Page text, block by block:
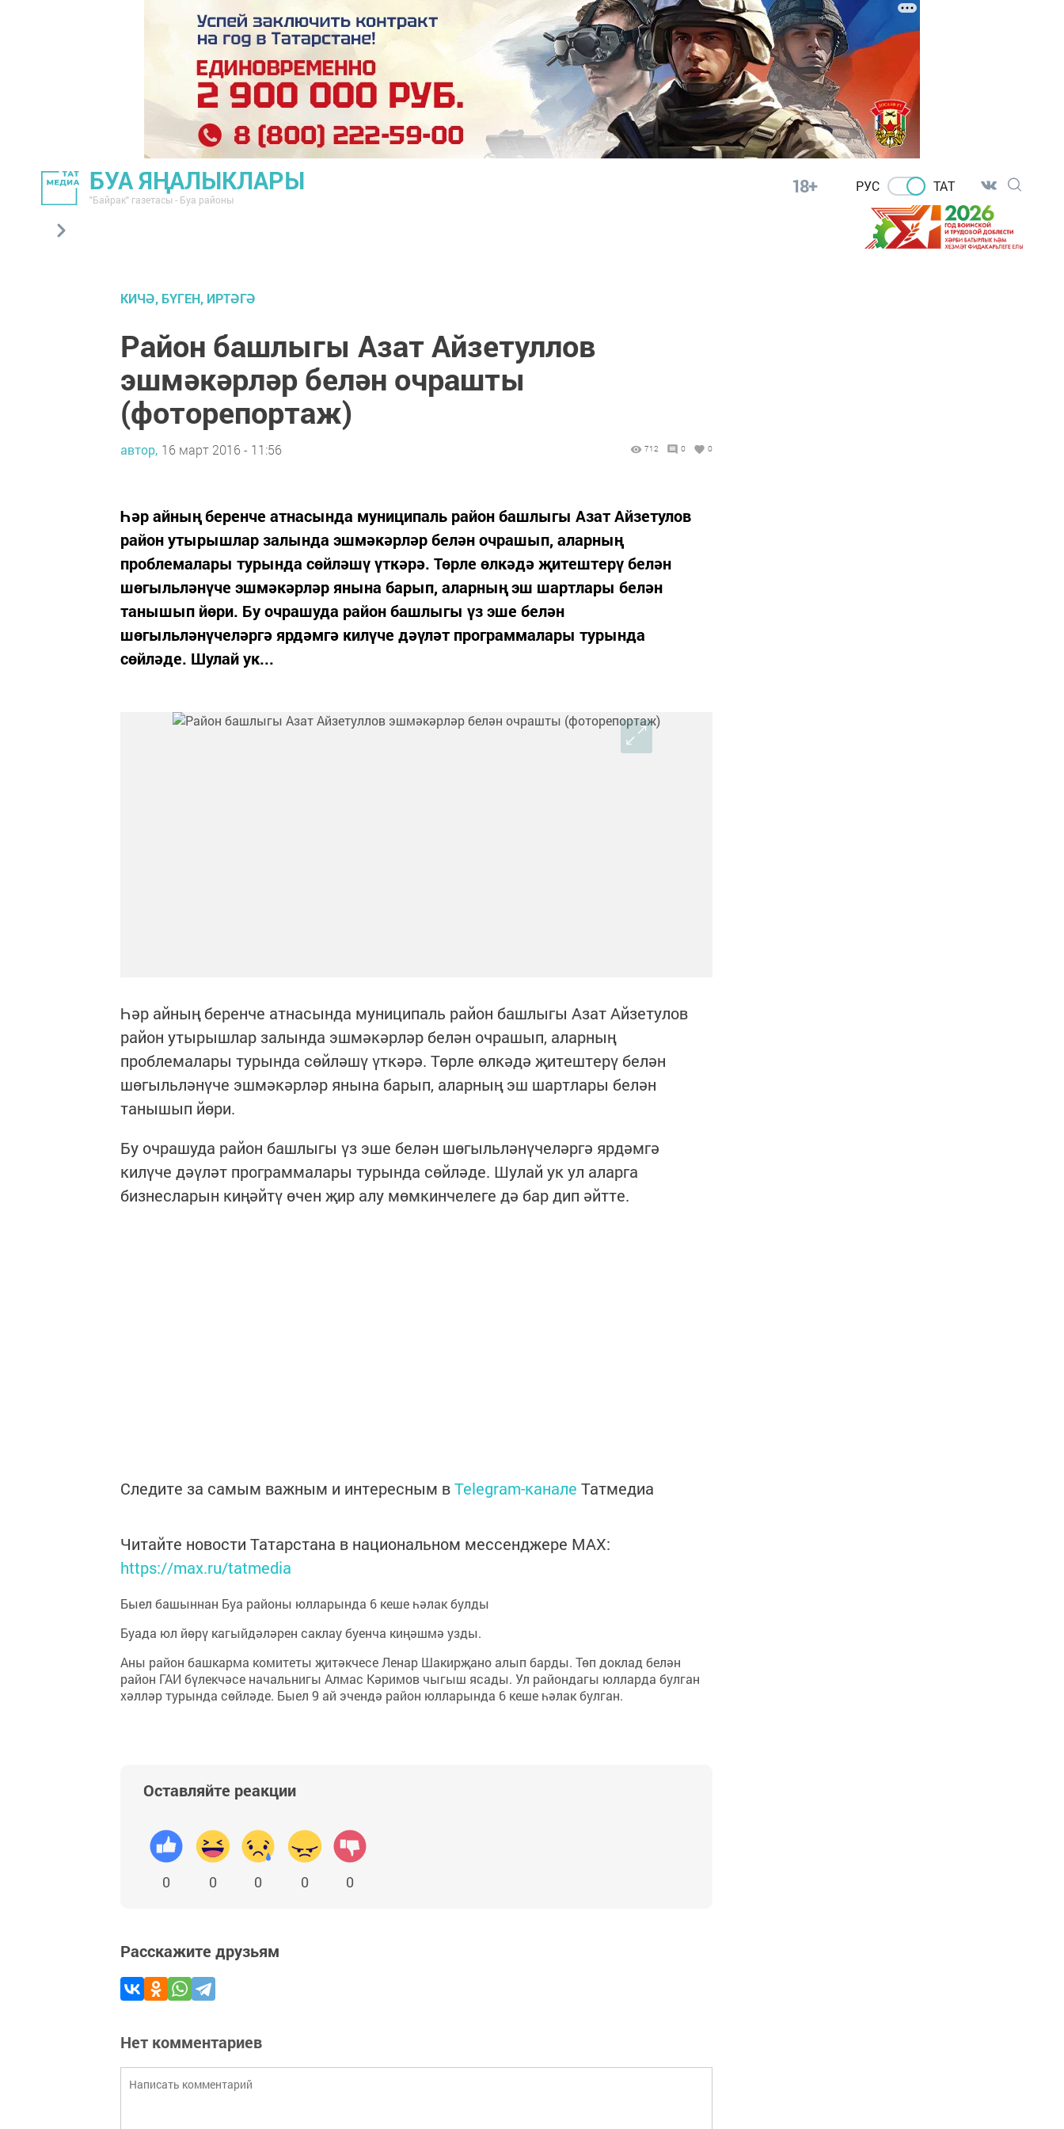
БУА ЯҢАЛЫКЛАРЫ
"Байрак" газетасы - Буа районы
18+ РУС ТАТ
КИЧӘ, БҮГЕН, ИРТӘГӘ
Район башлыгы Азат Айзетуллов
эшмәкәрләр белән очрашты
(фоторепортаж)
автор, 16 март 2016 - 11:56 712 0 0
Һәр айның беренче атнасында муниципаль район башлыгы Азат Айзетулов
район утырышлар залында эшмәкәрләр белән очрашып, аларның
проблемалары турында сөйләшү үткәрә. Төрле өлкәдә җитештерү белән
шөгыльләнүче эшмәкәрләр янына барып, аларның эш шартлары белән
танышып йөри. Бу очрашуда район башлыгы үз эше белән
шөгыльләнүчеләргә ярдәмгә килүче дәүләт программалары турында
сөйләде. Шулай ук...
Һәр айның беренче атнасында муниципаль район башлыгы Азат Айзетулов
район утырышлар залында эшмәкәрләр белән очрашып, аларның
проблемалары турында сөйләшү үткәрә. Төрле өлкәдә җитештерү белән
шөгыльләнүче эшмәкәрләр янына барып, аларның эш шартлары белән
танышып йөри.
Бу очрашуда район башлыгы үз эше белән шөгыльләнүчеләргә ярдәмгә
килүче дәүләт программалары турында сөйләде. Шулай ук ул аларга
бизнесларын киңәйтү өчен җир алу мөмкинчелеге дә бар дип әйтте.
Следите за самым важным и интересным вTelegram-канале Татмедиа
Читайте новости Татарстана в национальном мессенджере MАХ:
https://max.ru/tatmedia
Быел башыннан Буа районы юлларында 6 кеше һәлак булды
Буада юл йөрү кагыйдәләрен саклау буенча киңәшмә узды.
Аны район башкарма комитеты җитәкчесе Ленар Шакирҗано алып барды. Төп доклад белән
район ГАИ бүлекчәсе начальнигы Алмас Кәримов чыгыш ясады. Ул райондагы юлларда булган
хәлләр турында сөйләде. Быел 9 ай эчендә район юлларында 6 кеше һәлак булган.
Оставляйте реакции
0 0 0 0 0
Расскажите друзьям
Нет комментариев